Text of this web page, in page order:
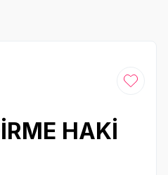
Favoriye
HAKİ